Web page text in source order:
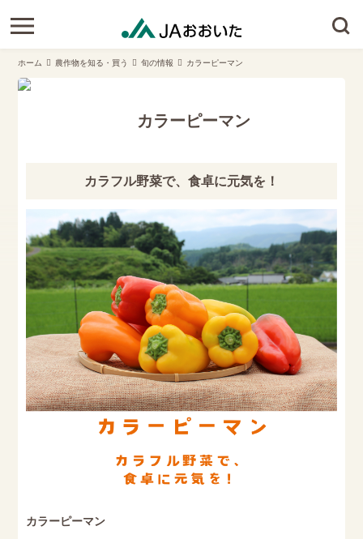
ホーム 農作物を知る・買う 旬の情報 カラーピーマン
カラーピーマン
カラフル野菜で、食卓に元気を！
カラーピーマン